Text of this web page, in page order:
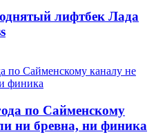
лифтбек Лада
по Сайменскому
ни бревна, ни финика